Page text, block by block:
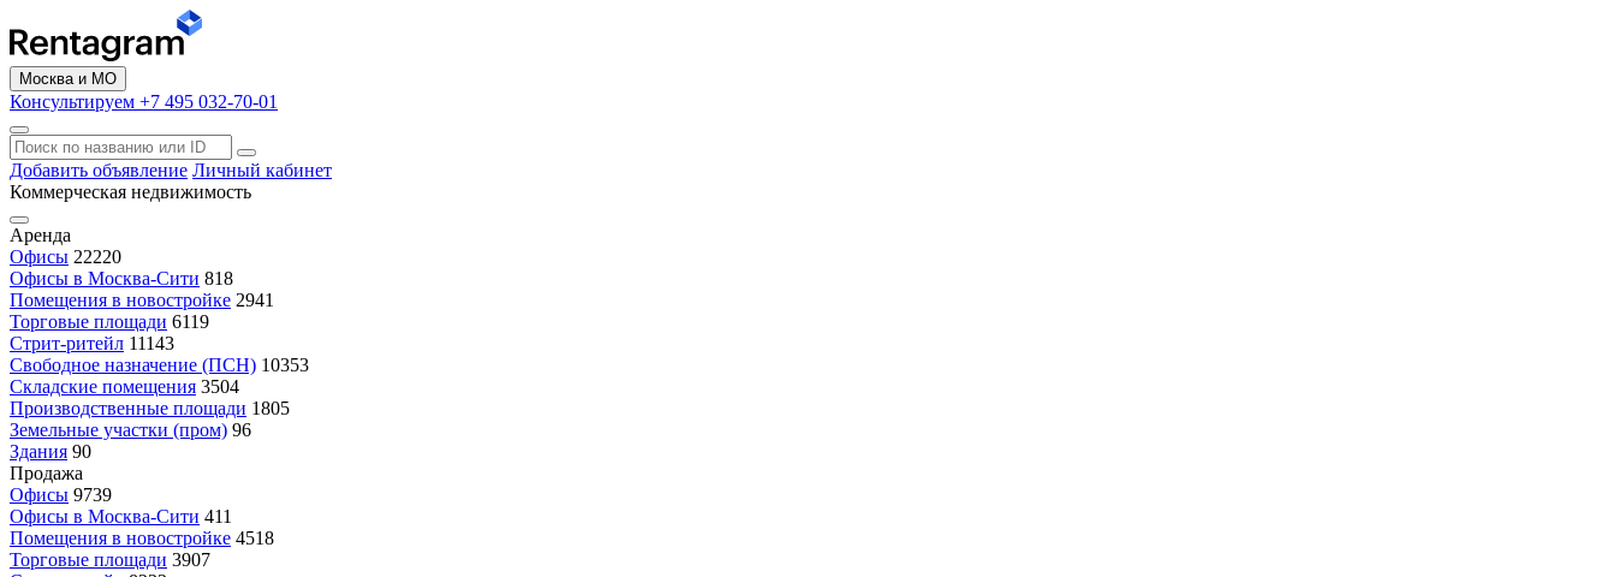
Москва и МО
Консультируем +7 495 032-70-01
Добавить объявление Личный кабинет
Коммерческая недвижимость
Аренда
Офисы 22220
Офисы в Москва-Сити 818
Помещения в новостройке 2941
Торговые площади 6119
Стрит-ритейл 11143
Свободное назначение (ПСН) 10353
Складские помещения 3504
Производственные площади 1805
Земельные участки (пром) 96
Здания 90
Продажа
Офисы 9739
Офисы в Москва-Сити 411
Помещения в новостройке 4518
Торговые площади 3907